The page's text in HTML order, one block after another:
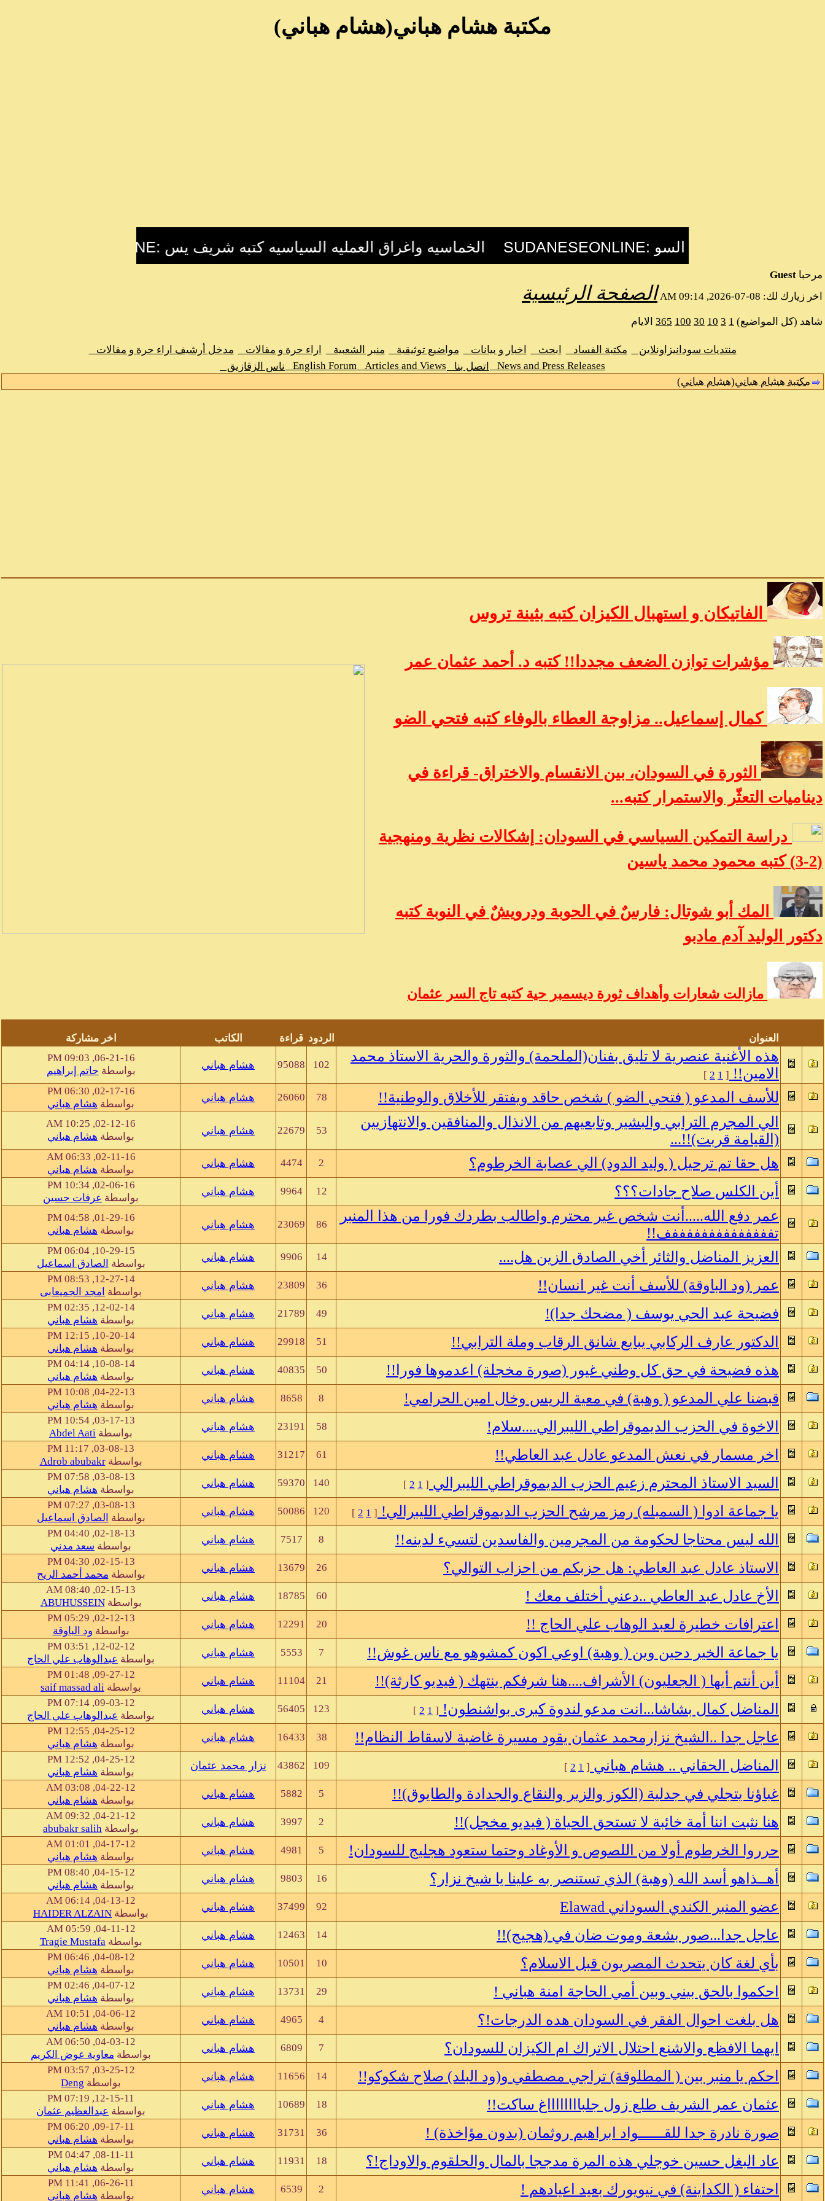
مكتبة هشام هباني(هشام هباني)
مرحبا Guest
اخر زيارك لك: 08-07-2026, 09:14 AM
الصفحة الرئيسية
شاهد (كل المواضيع) 1
3
10
30
100
365 الايام
منتديات سودانيزاونلاين مكتبة الفساد ابحث اخبار و بيانات مواضيع توثيقية منبر الشعبية اراء حرة و مقالات
مدخل أرشيف اراء حرة و مقالات
News and Press Releases
اتصل بنا Articles and Views
English Forum
ناس الزقازيق
مكتبة هشام هباني(هشام هباني)
الفاتيكان و استهبال الكيزان كتبه بثينة تروس
مؤشرات توازن الضعف مجددا!! كتبه د. أحمد عثمان عمر
كمال إسماعيل.. مزاوجة العطاء بالوفاء كتبه فتحي الضو
الثورة في السودان، بين الانقسام والاختراق- قراءة في
ديناميات التعثّر والاستمرار كتبه...
دراسة التمكين السياسي في السودان: إشكالات نظرية ومنهجية
(2-3) كتبه محمود محمد ياسين
المك أبو شوتال: فارسٌ في الحوبة ودرويشٌ في النوبة كتبه
دكتور الوليد آدم مادبو
مازالت شعارات وأهداف ثورة ديسمبر حية كتبه تاج السر عثمان
العنوان الردود قراءة الكاتب اخر مشاركة
هذه الأغنية عنصرية لا تليق بفنان(الملحمة) والثورة والحرية الاستاذ محمد
الامين!! [
1
2
]
102
95088 هشام هباني
06-21-16, 09:03 PM
بواسطة حاتم إبراهيم
للأسف المدعو ( فتحي الضو ) شخص حاقد ويفتقر للأخلاق والوطنية!! 78
26060 هشام هباني
02-17-16, 06:30 PM
بواسطة هشام هباني
الي المجرم الترابي والبشير وتابعيهم من الانذال والمنافقين والانتهازيين
(القيامة قربت)!!...
53
22679 هشام هباني
02-12-16, 10:25 AM
بواسطة هشام هباني
هل حقا تم ترحيل ( وليد الدود) الي عصابة الخرطوم؟ 2
4474 هشام هباني
02-11-16, 06:33 AM
بواسطة هشام هباني
أين الكلس صلاح جادات؟؟؟ 12
9964 هشام هباني
02-06-16, 10:34 PM
بواسطة عرفات حسين
عمر دفع الله.....أنت شخص غير محترم واطالب بطردك فورا من هذا المنبر
تففففففففففففففف!!
86
23069 هشام هباني
01-29-16, 04:58 PM
بواسطة هشام هباني
العزيز المناضل والثائر أخي الصادق الزين هل.... 14
9906 هشام هباني
10-29-15, 06:04 PM
بواسطة الصادق اسماعيل
عمر (ود الباوقة) للأسف أنت غير انسان!! 36
23809 هشام هباني
12-27-14, 08:53 PM
بواسطة امجد الجميعابى
فضيحة عبد الحي يوسف ( مضحك جدا)! 49
21789 هشام هباني
12-02-14, 02:35 PM
بواسطة هشام هباني
الدكتور عارف الركابي يبايع شانق الرقاب وملة الترابي!! 51
29918 هشام هباني
10-20-14, 12:15 PM
بواسطة هشام هباني
هذه فضيحة في حق كل وطني غيور (صورة مخجلة) اعدموها فورا!! 50
40835 هشام هباني
10-08-14, 04:14 PM
بواسطة هشام هباني
قبضنا علي المدعو ( وهبة) في معية الريس وخال امين الحرامي! 8
8658 هشام هباني
04-22-13, 10:08 PM
بواسطة هشام هباني
الاخوة في الحزب الديموقراطي الليبرالي....سلام! 58
23191 هشام هباني
03-17-13, 10:54 PM
بواسطة Abdel Aati
اخر مسمار في نعش المدعو عادل عبد العاطي!! 61
31217 هشام هباني
03-08-13, 11:17 PM
بواسطةAdrob abubakr
السيد الاستاذ المحترم زعيم الحزب الديموقراطي الليبرالي [
1
2
]
140
59370 هشام هباني
03-08-13, 07:58 PM
بواسطة هشام هباني
يا جماعة ادوا ( السمبله) رمز مرشح الحزب الديموقراطي الليبرالي! [
1
2
]
120
50086 هشام هباني
03-08-13, 07:27 PM
بواسطة الصادق اسماعيل
الله ليس محتاجا لحكومة من المجرمين والفاسدين لتسيء لدينه!! 8
7517 هشام هباني
02-18-13, 04:40 PM
بواسطة سعد مدني
الاستاذ عادل عبد العاطي: هل حزبكم من احزاب التوالي؟ 26
13679 هشام هباني
02-15-13, 04:30 PM
بواسطة محمد أحمد الريح
الأخ عادل عبد العاطي ..دعني أختلف معك ! 60
18785 هشام هباني
02-15-13, 08:40 AM
بواسطةABUHUSSEIN
اعترافات خطيرة لعبد الوهاب علي الحاج !! 20
12291 هشام هباني
02-12-13, 05:29 PM
بواسطة ود الباوقة
يا جماعة الخير دحين وين ( وهبة) اوعي اكون كمشوهو مع ناس غوش!! 7
5553 هشام هباني
12-02-12, 03:51 PM
بواسطة عبدالوهاب علي الحاج
أين أنتم أيها ( الجعليون) الأشراف....هنا شرفكم ينتهك ( فيديو كارثة)!! 21
11104 هشام هباني
09-27-12, 01:48 PM
بواسطة saif massad ali
المناضل كمال بشاشا...انت مدعو لندوة كبرى بواشنطون! [
1
2
]
123
56405 هشام هباني
09-03-12, 07:14 PM
بواسطة عبدالوهاب علي الحاج
عاجل جدا ..الشيخ نزارمحمد عثمان يقود مسيرة غاضبة لاسقاط النظام!! 38
16433 هشام هباني
04-25-12, 12:55 PM
بواسطة هشام هباني
المناضل الحقاني .. هشام هباني [
1
2
]
109
43862 نزار محمد عثمان
04-25-12, 12:52 PM
بواسطة هشام هباني
غباؤنا يتجلي في جدلية (الكوز والزير والنقاع والجدادة والطايوق)!! 5
5882 هشام هباني
04-22-12, 03:08 AM
بواسطة هشام هباني
هنا نثبت اننا أمة خائبة لا تستحق الحياة ( فيديو مخجل)!! 2
3997 هشام هباني
04-21-12, 09:32 AM
بواسطة abubakr salih
حرروا الخرطوم أولا من اللصوص و الأوغاد وحتما ستعود هجليج للسودان! 5
4981 هشام هباني
04-17-12, 01:01 AM
بواسطة هشام هباني
أهــذاهو أسد الله (وهبة) الذي تستنصر به علينا يا شيخ نزار؟ 16
9803 هشام هباني
04-15-12, 08:40 PM
بواسطة هشام هباني
عضو المنبر الكندي السوداني Elawad 92
37499 هشام هباني
04-13-12, 06:14 AM
بواسطة HAIDER ALZAIN
عاجل جدا...صور بشعة وموت ضان في (هجيج)!! 14
12463 هشام هباني
04-11-12, 05:59 AM
بواسطةTragie Mustafa
بأي لغة كان يتحدث المصريون قبل الاسلام؟ 10
10501 هشام هباني
04-08-12, 06:46 PM
بواسطة هشام هباني
احكموا بالحق بيني وبين أمي الحاجة امنة هباني ! 29
13731 هشام هباني
04-07-12, 02:46 PM
بواسطة هشام هباني
هل بلغت احوال الفقر في السودان هده الدرجات!؟ 4
4965 هشام هباني
04-06-12, 10:51 AM
بواسطة هشام هباني
ايهما الافظع والاشنع احتلال الاتراك ام الكيزان للسودان؟ 7
6809 هشام هباني
04-03-12, 06:50 AM
بواسطة معاوية عوض الكريم
احكم يا منبر بين ( المطلوقة) تراجي مصطفي و(ود البلد) صلاح شكوكو!! 14
11656 هشام هباني
03-25-12, 03:57 PM
بواسطة Deng
عثمان عمر الشريف طلع زول جلبااااااااغ ساكت!! 18
10689 هشام هباني
12-15-11, 07:19 PM
بواسطة عبدالعظيم عثمان
صورة نادرة جدا للقــــــواد ابراهيم روثمان (بدون مؤاخذة) ! 36
31731 هشام هباني
09-17-11, 06:20 PM
بواسطة هشام هباني
عاد البغل حسين خوجلي هذه المرة مدججا بالمال والحلقوم والاوداج!؟ 18
11931 هشام هباني
08-11-11, 04:47 PM
بواسطة هشام هباني
احتفاء ( الكداينة) في نيويورك بعيد اعيادهم ! 2
6539 هشام هباني
06-26-11, 11:41 PM
بواسطة هشام هباني